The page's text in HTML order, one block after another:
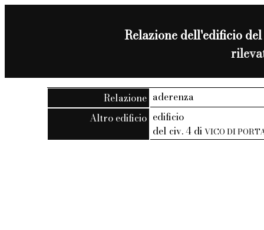
Relazione dell'edificio
Relazione aderenza
Altro edificio edificio
del civ. 4 diVICO DI